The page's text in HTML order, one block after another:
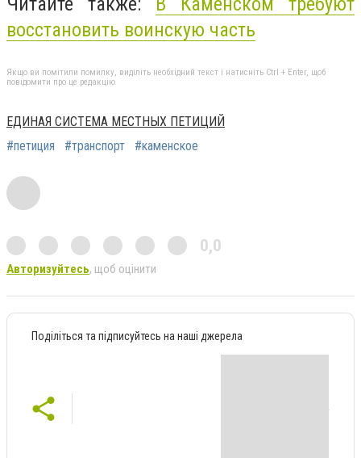
восстановить воинскую часть
Якщо ви помітили помилку, виділіть необхідний текст і натисніть Ctrl + Enter, щоб
повідомити про це редакцію
ЕДИНАЯ СИСТЕМА МЕСТНЫХ ПЕТИЦИЙ
#петиция
#транспорт #каменское
0,0
Авторизуйтесь, щоб оцінити
Поділіться та підписуйтесь на наші джерела